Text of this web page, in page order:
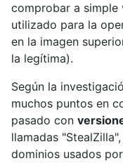
comprobar a simple
utilizado para la
en la imagen
la legítima).
Según la
muchos puntos en
pasado con
llamadas
dominios usados